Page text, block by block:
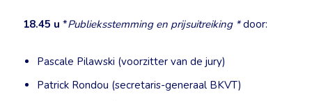
18.45 u *Publieksstemming en prijsuitreiking *door:
Pascale Pilawski (voorzitter van de jury)
Patrick Rondou (secretaris-generaal BKVT)